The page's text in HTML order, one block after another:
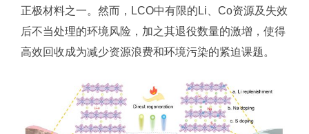
正极材料之一。然而，LCO中有限的Li、Co资源及失效
后不当处理的环境风险，加之其退役数量的激增，使得
高效回收成为减少资源浪费和环境污染的紧迫课题。